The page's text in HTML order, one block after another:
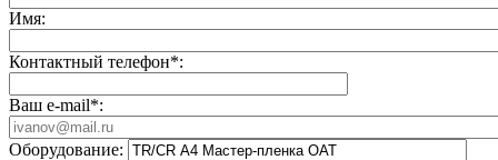
Имя:
Контактный телефон*:
Ваш e-mail*:
Оборудование: